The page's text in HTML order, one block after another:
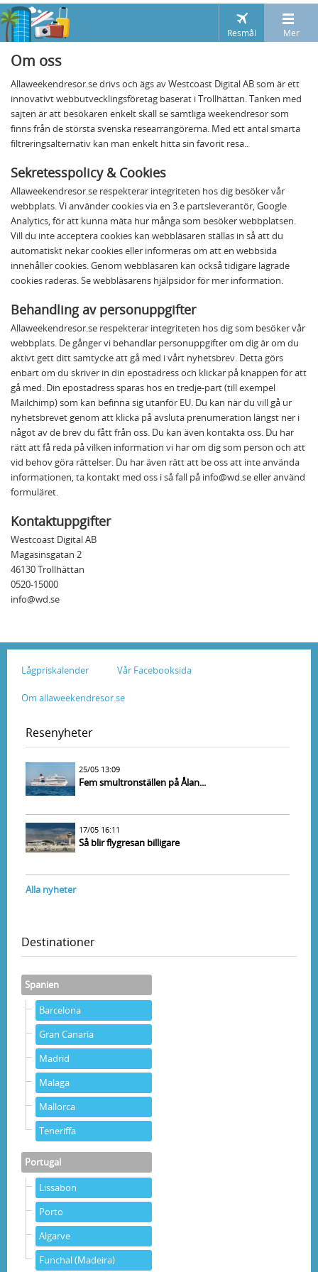
Resmål Mer
Om oss
Allaweekendresor.se drivs och ägs av Westcoast Digital AB som är ett
innovativt webbutvecklingsföretag baserat i Trollhättan. Tanken med
sajten är att besökaren enkelt skall se samtliga weekendresor som
finns från de största svenska researrangörerna. Med ett antal smarta
filtreringsalternativ kan man enkelt hitta sin favorit resa..
Sekretesspolicy & Cookies
Allaweekendresor.se respekterar integriteten hos dig besöker vår
webbplats. Vi använder cookies via en 3.e partsleverantör, Google
Analytics, för att kunna mäta hur många som besöker webbplatsen.
Vill du inte acceptera cookies kan webbläsaren ställas in så att du
automatiskt nekar cookies eller informeras om att en webbsida
innehåller cookies. Genom webbläsaren kan också tidigare lagrade
cookies raderas. Se webbläsarens hjälpsidor för mer information.
Behandling av personuppgifter
Allaweekendresor.se respekterar integriteten hos dig som besöker vår
webbplats. De gånger vi behandlar personuppgifter om dig är om du
aktivt gett ditt samtycke att gå med i vårt nyhetsbrev. Detta görs
enbart om du skriver in din epostadress och klickar på knappen för att
gå med. Din epostadress sparas hos en tredje-part (till exempel
Mailchimp) som kan befinna sig utanför EU. Du kan när du vill gå ur
nyhetsbrevet genom att klicka på avsluta prenumeration längst ner i
något av de brev du fått från oss. Du kan även kontakta oss. Du har
rätt att få reda på vilken information vi har om dig som person och att
vid behov göra rättelser. Du har även rätt att be oss att inte använda
informationen, ta kontakt med oss i så fall på info@wd.seeller använd
formuläret.
Kontaktuppgifter
Westcoast Digital AB
Magasinsgatan 2
46130 Trollhättan
0520-15000
info@wd.se
Lågpriskalender Vår Facebooksida
Om allaweekendresor.se
Resenyheter
25/05 13:09
Fem smultronställen på Ålan...
17/05 16:11
Så blir flygresan billigare
Alla nyheter
Destinationer
Spanien
Barcelona
Gran Canaria
Madrid
Malaga
Mallorca
Teneriffa
Portugal
Lissabon
Porto
Algarve
Funchal (Madeira)